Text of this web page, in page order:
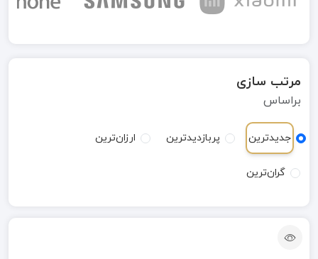
مرتب سازی
براساس
جدیدترین پربازدیدترین ارزان‌ترین
گران‌ترین